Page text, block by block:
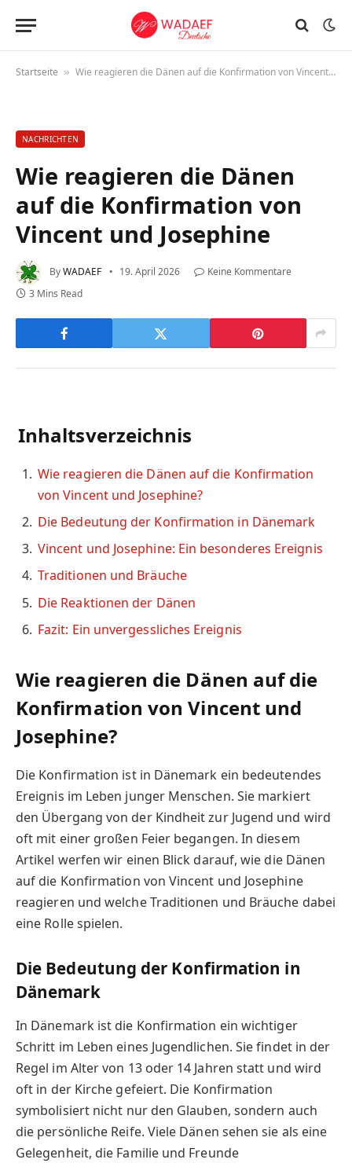
Startseite » Wie reagieren die Dänen auf die Konfirmation von Vincent und Josephine
NACHRICHTEN
Wie reagieren die Dänen
auf die Konfirmation von
Vincent und Josephine
ByWADAEF 19. April 2026
Keine Kommentare
3 Mins Read
Inhaltsverzeichnis
Wie reagieren die Dänen auf die Konfirmation
von Vincent und Josephine?
Die Bedeutung der Konfirmation in Dänemark
Vincent und Josephine: Ein besonderes Ereignis
Traditionen und Bräuche
Die Reaktionen der Dänen
Fazit: Ein unvergessliches Ereignis
Wie reagieren die Dänen auf die
Konfirmation von Vincent und
Josephine?
Die Konfirmation ist in Dänemark ein bedeutendes
Ereignis im Leben junger Menschen. Sie markiert
den Übergang von der Kindheit zur Jugend und wird
oft mit einer großen Feier begangen. In diesem
Artikel werfen wir einen Blick darauf, wie die Dänen
auf die Konfirmation von Vincent und Josephine
reagieren und welche Traditionen und Bräuche dabei
eine Rolle spielen.
Die Bedeutung der Konfirmation in
Dänemark
In Dänemark ist die Konfirmation ein wichtiger
Schritt im Leben eines Jugendlichen. Sie findet in der
Regel im Alter von 13 oder 14 Jahren statt und wird
oft in der Kirche gefeiert. Die Konfirmation
symbolisiert nicht nur den Glauben, sondern auch
die persönliche Reife. Viele Dänen sehen sie als eine
Gelegenheit, die Familie und Freunde